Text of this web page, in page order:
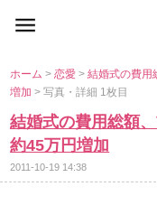
ホーム>恋愛>結婚式の費
増加> 写真・詳細 1枚目
結婚式の費用総額
約45万円増加
2011-10-19 14:38